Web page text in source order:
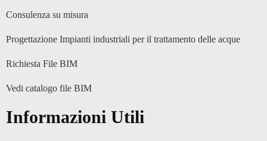
Consulenza su misura
Progettazione Impianti industriali per il trattamento delle acque
Richiesta File BIM
Vedi catalogo file BIM
Informazioni Utili